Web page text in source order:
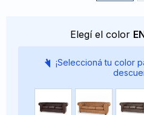
Elegí el color
¡Seleccioná tu color